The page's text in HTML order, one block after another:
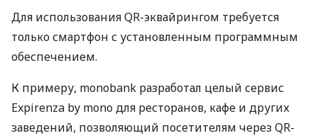
Для использования QR-эквайрингом требуется
только смартфон с установленным программным
обеспечением.
К примеру, monobank разработал целый сервис
Expirenza by mono для ресторанов, кафе и других
заведений, позволяющий посетителям через QR-